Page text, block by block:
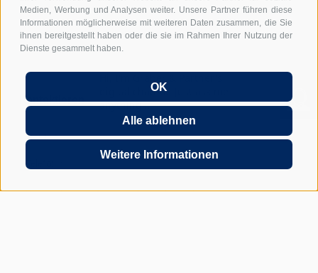
Medien, Werbung und Analysen weiter. Unsere Partner führen diese
Informationen möglicherweise mit weiteren Daten zusammen, die Sie
ihnen bereitgestellt haben oder die sie im Rahmen Ihrer Nutzung der
Dienste gesammelt haben.
OK
Alle ablehnen
Weitere Informationen
Kontaktieren Sie uns!
digital chatbot. Just ask me
anything...